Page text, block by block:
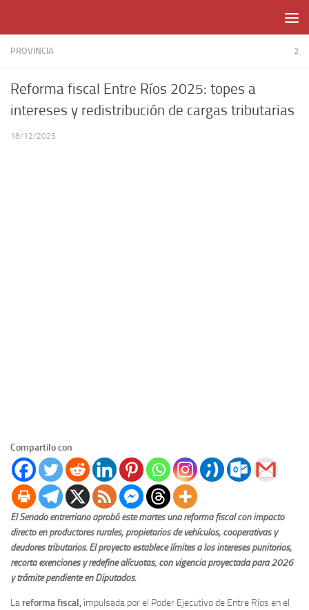
PROVINCIA 2
Reforma fiscal Entre Ríos 2025: topes a
intereses y redistribución de cargas tributarias
18/12/2025
Compartilo con
El Senado entrerriano aprobó este martes una reforma fiscal con impacto
directo en productores rurales, propietarios de vehículos, cooperativas y
deudores tributarios. El proyecto establece límites a los intereses punitorios,
recorta exenciones y redefine alícuotas, con vigencia proyectada para 2026
y trámite pendiente en Diputados.
La reforma fiscal, impulsada por el Poder Ejecutivo de Entre Ríos en el